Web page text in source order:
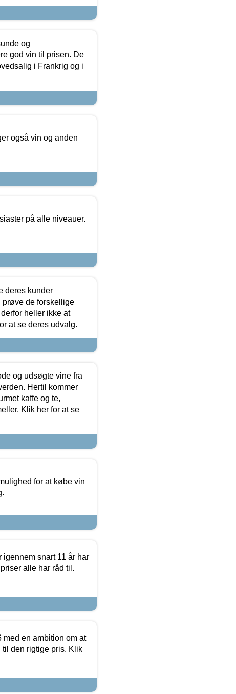
og
god vin til prisen. De
i Frankrig og i
også vin og anden
på alle niveauer.
deres kunder
prøve de forskellige
heller ikke at
at se deres udvalg.
og udsøgte vine fra
Hertil kommer
kaffe og te,
Klik her for at se
for at købe vin
snart 11 år har
alle har råd til.
med en ambition om at
til den rigtige pris. Klik